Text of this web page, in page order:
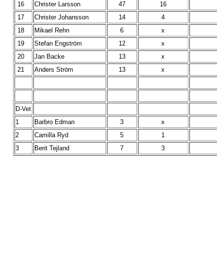
16
Christer Larsson 47
16
17
Christer Johansson 14
4
18
Mikael Rehn 6
x
19
Stefan Engström 12
x
20
Jan Backe 13
x
21
Anders Ström 13 x
D-Vet
1
Barbro Edman 3
x
2
Camilla Ryd 5
1
3
Berit Tejland 7 3